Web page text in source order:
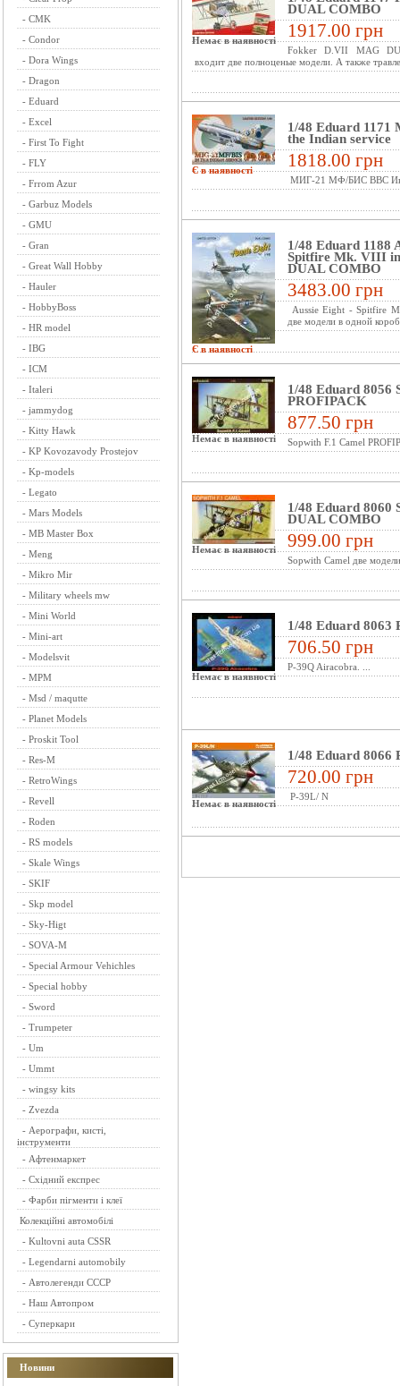
- CMK
- Condor
- Dora Wings
- Dragon
- Eduard
- Excel
- First To Fight
- FLY
- Frrom Azur
- Garbuz Models
- GMU
- Gran
- Great Wall Hobby
- Hauler
- HobbyBoss
- HR model
- IBG
- ICM
- Italeri
- jammydog
- Kitty Hawk
- KP Kovozavody Prostejov
- Kp-models
- Legato
- Mars Models
- MB Master Box
- Meng
- Mikro Mir
- Military wheels mw
- Mini World
- Mini-art
- Modelsvit
- MPM
- Msd / maqutte
- Planet Models
- Proskit Tool
- Res-M
- RetroWings
- Revell
- Roden
- RS models
- Skale Wings
- SKIF
- Skp model
- Sky-Higt
- SOVA-M
- Special Armour Vehichles
- Special hobby
- Sword
- Trumpeter
- Um
- Ummt
- wingsy kits
- Zvezda
- Аерографи, кисті,
інструменти
- Афтенмаркет
- Східний експрес
- Фарби пігменти і клеї
Колекційні автомобілі
- Kultovni auta CSSR
- Legendarni automobily
- Автолегенди СССР
- Наш Автопром
- Суперкари
Новини
Немає в наявності
DUAL COMBO
1917.00 грн
Fokker D.VII MAG
входит две полноценые модели. А также
Є в наявності
1/48 Eduard 1171
the Indian service
1818.00 грн
МИГ-21 МФ/БИС ВВС
Є в наявності
1/48 Eduard 1188
Spitfire Mk. VIII
DUAL COMBO
3483.00 грн
Aussie Eight - Spitfire
две модели в одной
Немає в наявності
1/48 Eduard 8056
PROFIPACK
877.50 грн
Sopwith F.1 Camel
Немає в наявності
1/48 Eduard 8060
DUAL COMBO
999.00 грн
Sopwith Camel две
Немає в наявності
1/48 Eduard 8063
706.50 грн
P-39Q Airacobra. ...
Немає в наявності
1/48 Eduard 8066
720.00 грн
P-39L/ N